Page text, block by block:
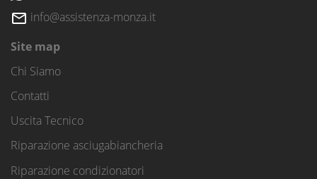
info@assistenza-monza.it
Site map
Chi Siamo
Contatti
Uscita Tecnico
Riparazione asciugabiancheria
Riparazione condizionatori